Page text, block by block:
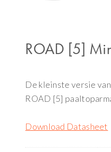
ROAD [5]
De kleinste versie
ROAD [5]
Download Datasheet